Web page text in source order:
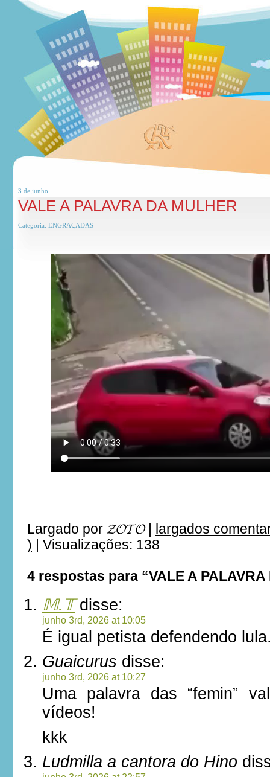
3 de junho
VALE A PALAVRA DA MULHER
Categoria: ENGRAÇADAS
Largado por 𝓩𝓞𝓣𝓞|
largados
)
Visualizações: 138
4 respostas para “VALE A PALAVRA
𝕄.𝕋disse:
junho 3rd, 2026 at 10:05
É igual petista defendendo
Guaicurus disse:
junho 3rd, 2026 at 10:27
Uma palavra das “femin”
vídeos!
kkk
Ludmilla a cantora do Hino